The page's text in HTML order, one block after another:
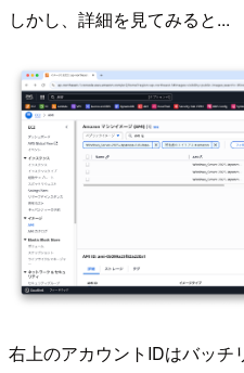
しかし、詳細を見てみると...
右上のアカウントIDはバッチ